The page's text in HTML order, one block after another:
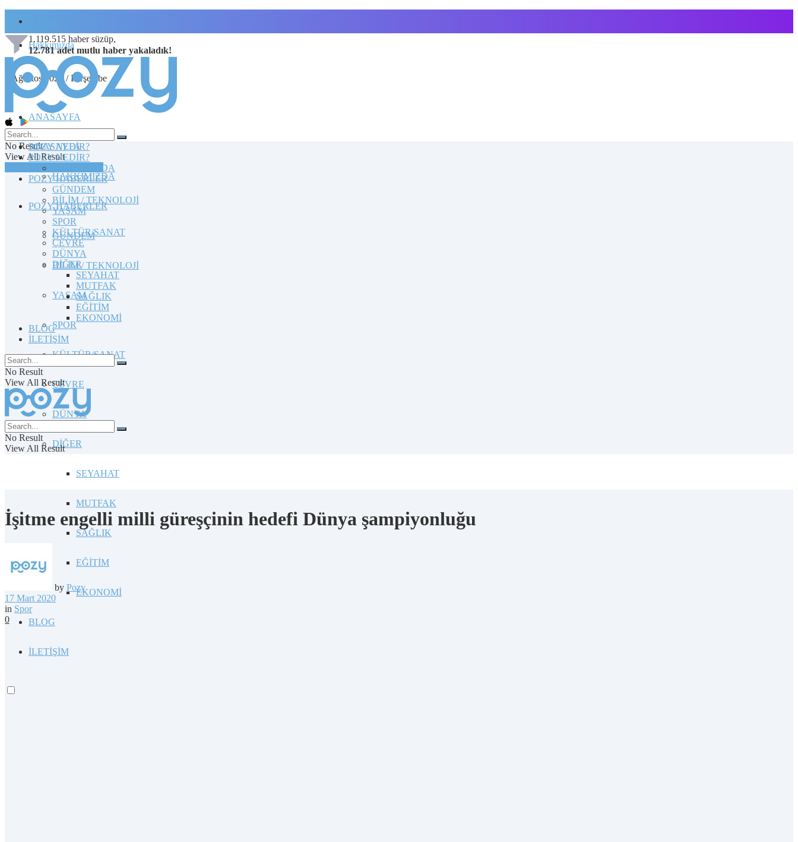
Hakkımızda
6 Ağustos 2026 / Perşembe
1.119.515 haber süzüp,
12.781 adet mutlu haber yakaladık!
No Result
View All Result
TOPLULUĞA KATILIN
ANASAYFA
POZY NEDİR?
HAKKIMIZDA
POZY HABERLER
GÜNDEM
BİLİM / TEKNOLOJİ
YAŞAM
SPOR
KÜLTÜR/SANAT
ÇEVRE
DÜNYA
DİĞER
SEYAHAT
MUTFAK
SAĞLIK
EĞİTİM
EKONOMİ
BLOG
İLETİŞİM
ANASAYFA
POZY NEDİR?
HAKKIMIZDA
POZY HABERLER
GÜNDEM
BİLİM / TEKNOLOJİ
YAŞAM
SPOR
KÜLTÜR/SANAT
ÇEVRE
DÜNYA
DİĞER
SEYAHAT
MUTFAK
SAĞLIK
EĞİTİM
EKONOMİ
BLOG
İLETİŞİM
No Result
View All Result
No Result
View All Result
İşitme engelli milli güreşçinin hedefi Dünya şampiyonluğu
by Pozy
17 Mart 2020
in Spor
0